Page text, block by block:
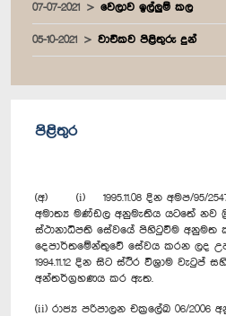
07-07-2021 වෙලාව ඉල්ලුම් කල
05-10-2021 වාචිකව පිළිතුරු දුන්
පිළිතුර
(අ) (i) 1995.11.08 දින අමප/95/
අමාත්‍ය මණ්ඩල අනුමැතිය යටතේ නව
ස්ථානාධිපති සේවයේ පිහිටුවීම අනුමත
දෙපාර්තමේන්තුවේ සේවය කරන ලද
1994.11.12 දින සිට ස්ථිර විශ්‍රාම
අන්තර්ග්‍රහණය කර ඇත.
(ii) රාජ්‍ය පරිපාලන චක්‍රලේඛ 06/2006